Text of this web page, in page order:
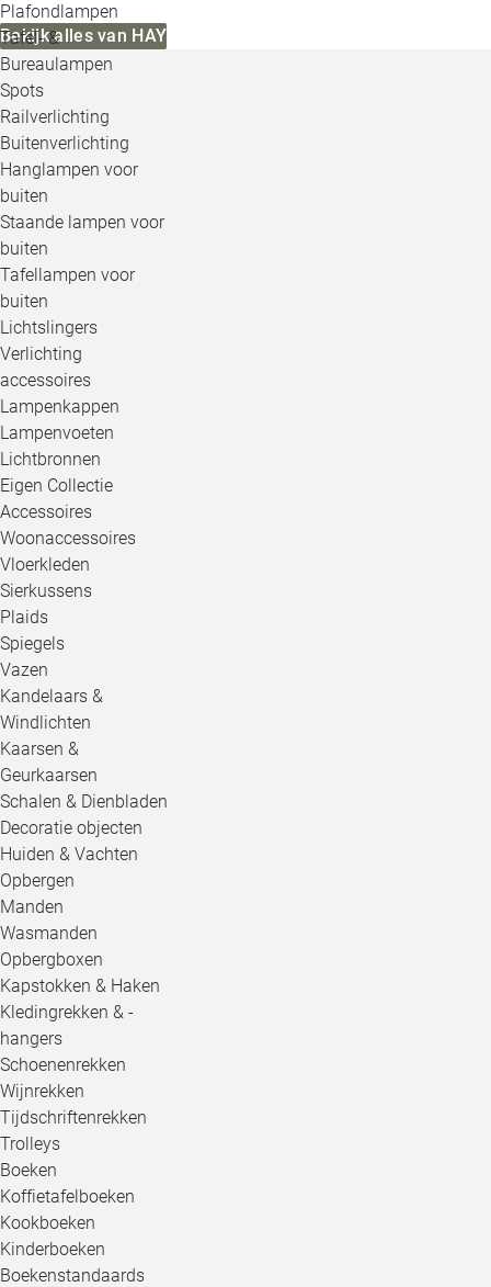
Plafondlampen
Tafel- &
Bureaulampen
Spots
Railverlichting
Buitenverlichting
Hanglampen voor
buiten
Staande lampen voor
buiten
Tafellampen voor
buiten
Lichtslingers
Verlichting
accessoires
Lampenkappen
Lampenvoeten
Lichtbronnen
Eigen Collectie
Accessoires
Woonaccessoires
Vloerkleden
Sierkussens
Plaids
Spiegels
Vazen
Kandelaars &
Windlichten
Kaarsen &
Geurkaarsen
Schalen & Dienbladen
Decoratie objecten
Huiden & Vachten
Opbergen
Manden
Wasmanden
Opbergboxen
Kapstokken & Haken
Kledingrekken & -
hangers
Schoenenrekken
Wijnrekken
Tijdschriftenrekken
Trolleys
Boeken
Koffietafelboeken
Kookboeken
Kinderboeken
Boekenstandaards
Bekijk alles van HAY